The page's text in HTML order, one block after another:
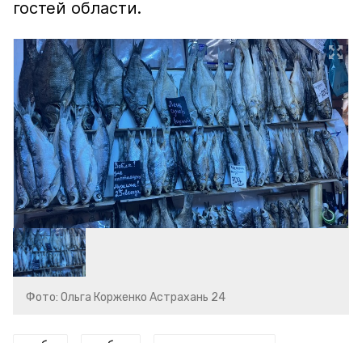
гостей области.
Фото: Ольга Корженко Астрахань 24